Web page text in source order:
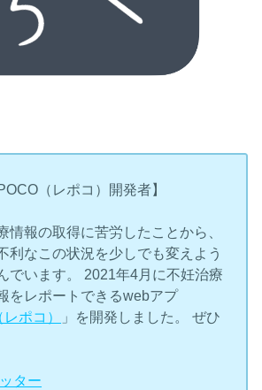
（レポコ）開発者】
情報の取得に苦労したことから、
利なこの状況を少しでも変えよう
でいます。 2021年4月に不妊治療
をレポートできるwebアプ
ポコ）
」を開発しました。 ぜひ
ター